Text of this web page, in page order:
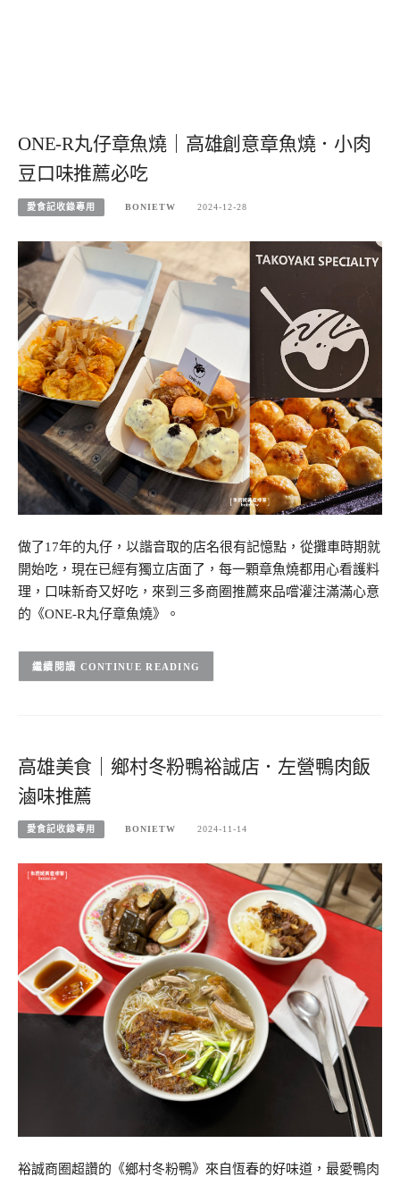
ONE-R丸仔章魚燒｜高雄創意章魚燒．小肉
豆口味推薦必吃
愛食記收錄專用 BONIETW 2024-12-28
做了17年的丸仔，以諧音取的店名很有記憶點，從攤車時期就
開始吃，現在已經有獨立店面了，每一顆章魚燒都用心看護料
理，口味新奇又好吃，來到三多商圈推薦來品嚐灌注滿滿心意
的《ONE-R丸仔章魚燒》。
CONTINUE READING
高雄美食｜鄉村冬粉鴨裕誠店．左營鴨肉飯
滷味推薦
愛食記收錄專用 BONIETW 2024-11-14
裕誠商圈超讚的《鄉村冬粉鴨》來自恆春的好味道，最愛鴨肉